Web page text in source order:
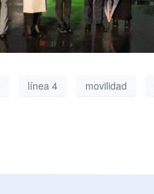
línea 4 movilidad